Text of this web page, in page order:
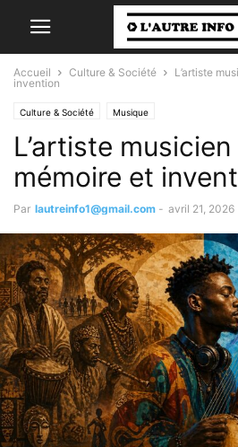
Accueil Culture & Société
L’artiste
invention
Culture & Société Musique
L’artiste
mémoire et
Par lautreinfo1@gmail.com - avril 21, 2026